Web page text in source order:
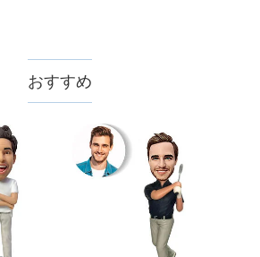
製作(焼成)過程によって、軽微な汚れ、細かい傷
暖かみのある作品だと思って頂けると幸いです。
一部離島や遠方へご発送の場合、中継料が
+配送時間 受注製作品のため、ご入金を確
ります。大量生産品ではなく、一つ一つ手
予定作業時間は商品ページに記載しており
の際にお選び頂いた「配送方法」の選択に
が異なります。詳細は
配送について
の明細書は同梱されますか？
をご希望の場合は、ご注文明細をメールに
発送することは可能でしょうか。
。海外配送をご希望の場合は、カスタマー
海外配送先情報をお送りください。配送先
送料が異なります。また、海外配送の際は
生する場合がございます。
すか？
り後、60日以内の未使用品の返品は可能で
め、返品は50%の返品手数料(材料費)が発
キャンセル/返品についてまでご確認くだ
て
容を変更できますか？
おすすめ